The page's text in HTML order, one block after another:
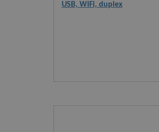
USB, WiFi, duplex